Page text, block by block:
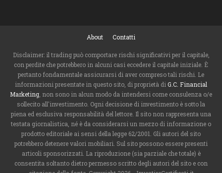
About Contatti
Disclaimer: il trading può comportare rischi significativi per il capitale,
con perdite che potrebbero in alcuni casi eccedere il capitale iniziale. È
pertanto fondamentale assicurarsi di aver compreso tali rischi. Le
informazioni presentate in questo sito, di proprietà diG.C. Financial
Marketing, non sono in alcun modo da intendersi come consulenza o/e
sollecito all'investimento. Ogni decisione di investimento è sotto la
piena ed esclusiva responsabilità del lettore. Il sito non rappresenta una
testata giornalistica, né è da considerarsi un mezzo di informazione o
prodotto editoriale ai sensi della legge 62/2001. Gli autori del sito
potrebbero detenere valori mobiliari. Sul sito possono essere presenti
articoli sponsorizzati. La riproduzione (sia parziale che totale) è
consentita soltanto dietro permesso scritto degli autori del sito e con